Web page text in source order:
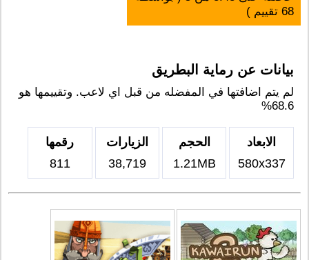
68 تقييم )
بيانات عن رماية البطريق
لم يتم اضافتها في المفضله من قبل اي لاعب. وتقييمها هو
68.6%
الابعاد
580x337
الحجم
1.21MB
الزيارات
38,719
رقمها
811